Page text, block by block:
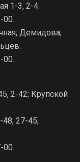
1-3, 2-4.
00.
Демидова;
00.
2-42; Крупской
27-45;
00.